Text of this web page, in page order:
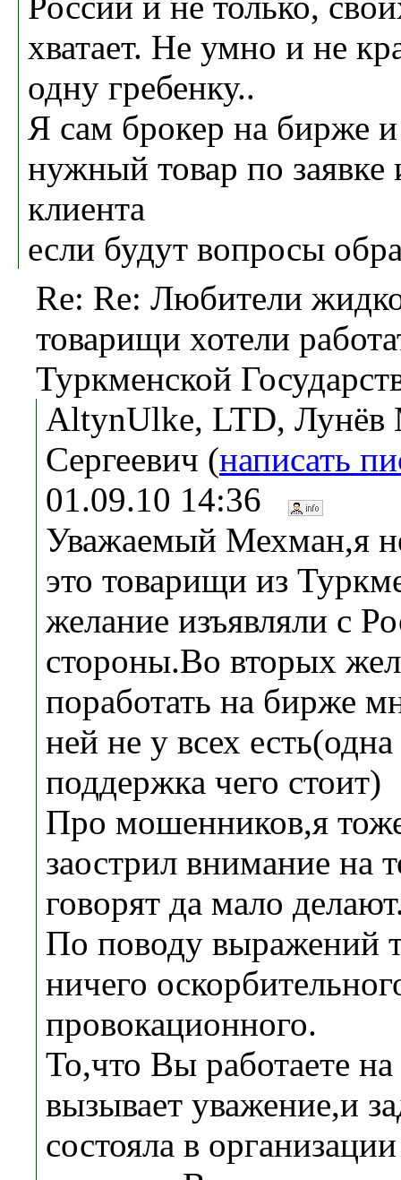
хватает. Не умно и не
одну гребенку..
Я сам брокер на бирже
нужный товар по заявке
клиента
если будут вопросы
Re: Re: Любители
товарищи хотели
Туркменской
AltynUlke, LTD, Лунёв
Сергеевич (написать
01.09.10 14:36
Уважаемый Мехман,я
это товарищи из
желание изъявляли с
стороны.Во вторых
поработать на бирже
ней не у всех есть(одна
поддержка чего стоит)
Про мошенников,я
заострил внимание на
говорят да мало
По поводу выражений
ничего
провокационного.
То,что Вы работаете
вызывает уважение,и
состояла в